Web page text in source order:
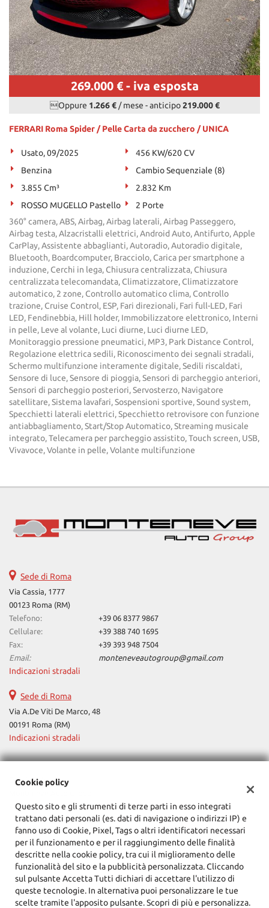
269.000 €- iva esposta
Oppure 1.266 €/ mese -anticipo219.000 €
FERRARI Roma Spider / Pelle Carta da zucchero / UNICA
Usato, 09/2025
456 KW/620 CV
Benzina
Cambio Sequenziale (8)
3.855 Cm³
2.832 Km
ROSSO MUGELLO Pastello
2 Porte
360° camera, ABS, Airbag, Airbag laterali, Airbag Passeggero,
Airbag testa, Alzacristalli elettrici, Android Auto, Antifurto, Apple
CarPlay, Assistente abbaglianti, Autoradio, Autoradio digitale,
Bluetooth, Boardcomputer, Bracciolo, Carica per smartphone a
induzione, Cerchi in lega, Chiusura centralizzata, Chiusura
centralizzata telecomandata, Climatizzatore, Climatizzatore
automatico, 2 zone, Controllo automatico clima, Controllo
trazione, Cruise Control, ESP, Fari direzionali, Fari full-LED, Fari
LED, Fendinebbia, Hill holder, Immobilizzatore elettronico, Interni
in pelle, Leve al volante, Luci diurne, Luci diurne LED,
Monitoraggio pressione pneumatici, MP3, Park Distance Control,
Regolazione elettrica sedili, Riconoscimento dei segnali stradali,
Schermo multifunzione interamente digitale, Sedili riscaldati,
Sensore di luce, Sensore di pioggia, Sensori di parcheggio anteriori,
Sensori di parcheggio posteriori, Servosterzo, Navigatore
satellitare, Sistema lavafari, Sospensioni sportive, Sound system,
Specchietti laterali elettrici, Specchietto retrovisore con funzione
antiabbagliamento, Start/Stop Automatico, Streaming musicale
integrato, Telecamera per parcheggio assistito, Touch screen, USB,
Vivavoce, Volante in pelle, Volante multifunzione
Sede di Roma
Via Cassia, 1777
00123 Roma (RM)
Telefono:
+39 06 8377 9867
Cellulare:
+39 388 740 1695
Fax:
+39 393 948 7504
Email:
monteneveautogroup@gmail.com
Indicazioni stradali
Sede di Roma
Via A.De Viti De Marco, 48
00191 Roma (RM)
Indicazioni stradali
Dati fiscali:
Via Cassia, 1777, Roma (RM)
C.F/P.IVA:12090021002
Registro delle imprese: RM
Cookie policy
Questo sito e gli strumenti di terze parti in esso integrati
trattano dati personali (es. dati di navigazione o indirizzi IP) e
fanno uso di Cookie, Pixel, Tags o altri identificatori necessari
per il funzionamento e per il raggiungimento delle finalità
descritte nella cookie policy, tra cui il miglioramento delle
funzionalità del sito e la pubblicità personalizzata. Cliccando
sul pulsante Accetta Tutti dichiari di accettare l'utilizzo di
queste tecnologie. In alternativa puoi personalizzare le tue
scelte tramite l'apposito pulsante. Scopri di più e personalizza.